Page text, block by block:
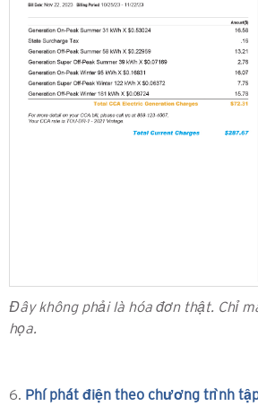
Đây không phải là hóa đơn thật. Chỉ
họa.
6. Phí phát điện theo chương trình